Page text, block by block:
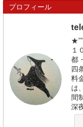
プロフィール
１
都
四
料
は
間
深